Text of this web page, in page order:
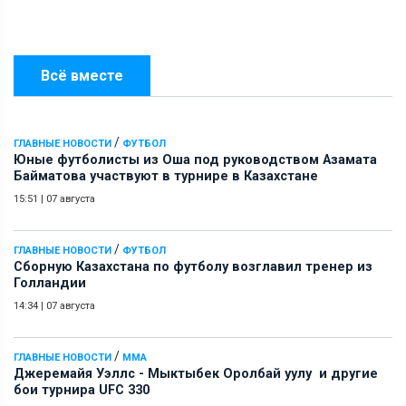
Всё вместе
ГЛАВНЫЕ НОВОСТИ / ФУТБОЛ
Юные футболисты из Оша под руководством Азамата
Байматова участвуют в турнире в Казахстане
15:51 | 07 августа
ГЛАВНЫЕ НОВОСТИ / ФУТБОЛ
Сборную Казахстана по футболу возглавил тренер из
Голландии
14:34 | 07 августа
ГЛАВНЫЕ НОВОСТИ / ММА
Джеремайя Уэллс - Мыктыбек Оролбай уулу и другие
бои турнира UFC 330